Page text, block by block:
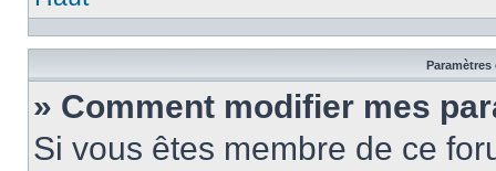
Paramètres
» Comment modifier mes
Si vous êtes membre de ce